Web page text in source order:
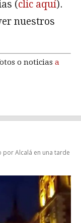
(clic aquí).
nuestros
o noticias a